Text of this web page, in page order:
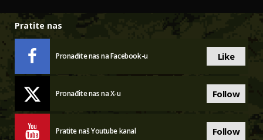
Pratite nas
Pronađite nas na Facebook-u Like
Pronađite nas na X-u Follow
Pratite naš Youtube kanal Follow